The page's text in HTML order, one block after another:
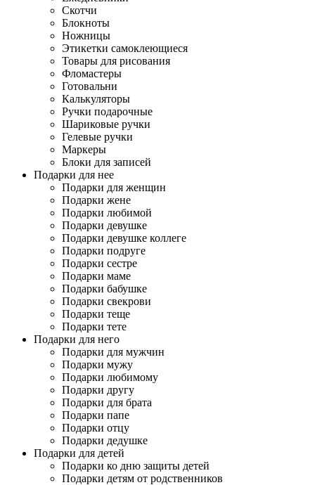
Скотчи
Блокноты
Ножницы
Этикетки самоклеющиеся
Товары для рисования
Фломастеры
Готовальни
Калькуляторы
Ручки подарочные
Шариковые ручки
Гелевые ручки
Маркеры
Блоки для записей
Подарки для нее
Подарки для женщин
Подарки жене
Подарки любимой
Подарки девушке
Подарки девушке коллеге
Подарки подруге
Подарки сестре
Подарки маме
Подарки бабушке
Подарки свекрови
Подарки теще
Подарки тете
Подарки для него
Подарки для мужчин
Подарки мужу
Подарки любимому
Подарки другу
Подарки для брата
Подарки папе
Подарки отцу
Подарки дедушке
Подарки для детей
Подарки ко дню защиты детей
Подарки детям от родственников